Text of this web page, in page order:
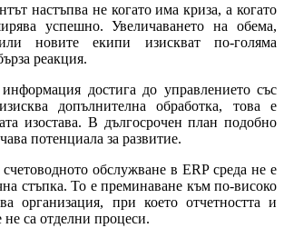
настъпва не когато има криза, а когато
успешно. Увеличаването на обема,
новите екипи изискват по-голяма
реакция.
достига до управлението със
допълнителна обработка, това е
изостава. В дългосрочен план подобно
потенциала за развитие.
обслужване в ERP среда не е
стъпка. То е преминаване към по-високо
организация, при което отчетността и
не са отделни процеси.